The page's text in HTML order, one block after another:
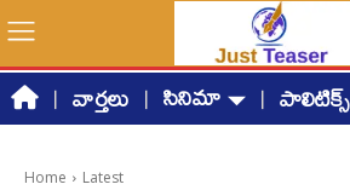
వార్తలు సినిమా పాలిటిక్స్
Home Latest